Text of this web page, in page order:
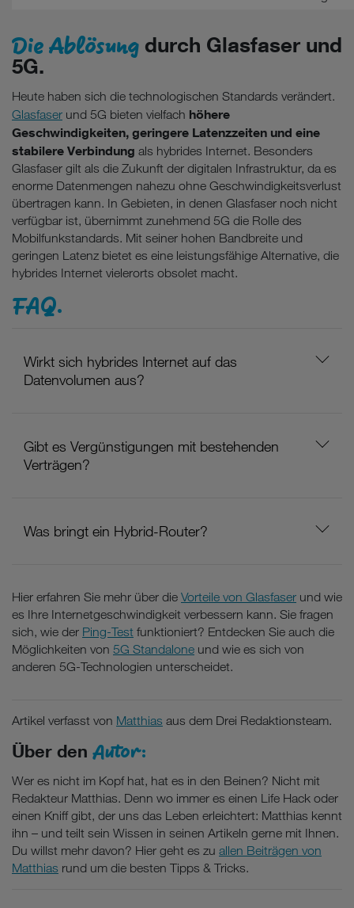
Die Ablösung durch Glasfaser und
5G.
Heute haben sich die technologischen Standards verändert.
Glasfaser und 5G bieten vielfach höhere
Geschwindigkeiten, geringere Latenzzeiten und eine
stabilere Verbindung als hybrides Internet. Besonders
Glasfaser gilt als die Zukunft der digitalen Infrastruktur, da es
enorme Datenmengen nahezu ohne Geschwindigkeitsverlust
übertragen kann. In Gebieten, in denen Glasfaser noch nicht
verfügbar ist, übernimmt zunehmend 5G die Rolle des
Mobilfunkstandards. Mit seiner hohen Bandbreite und
geringen Latenz bietet es eine leistungsfähige Alternative, die
hybrides Internet vielerorts obsolet macht.
FAQ.
Wirkt sich hybrides Internet auf das
Datenvolumen aus?
Gibt es Vergünstigungen mit bestehenden
Verträgen?
Was bringt ein Hybrid-Router?
Hier erfahren Sie mehr über die Vorteile von Glasfaser und wie
es Ihre Internetgeschwindigkeit verbessern kann. Sie fragen
sich, wie der Ping-Test funktioniert? Entdecken Sie auch die
Möglichkeiten von 5G Standalone und wie es sich von
anderen 5G-Technologien unterscheidet.
Artikel verfasst von Matthias aus dem Drei Redaktionsteam.
Über den Autor:
Wer es nicht im Kopf hat, hat es in den Beinen? Nicht mit
Redakteur Matthias. Denn wo immer es einen Life Hack oder
einen Kniff gibt, der uns das Leben erleichtert: Matthias kennt
ihn – und teilt sein Wissen in seinen Artikeln gerne mit Ihnen.
Du willst mehr davon? Hier geht es zu allen Beiträgen von
Matthias rund um die besten Tipps & Tricks.